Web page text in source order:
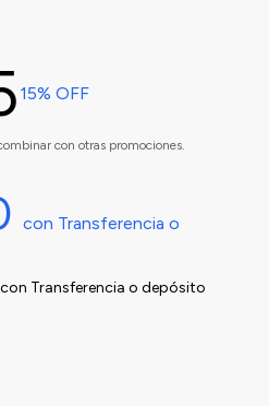
15% OFF
con otras promociones.
con Transferencia o
Transferencia o depósito